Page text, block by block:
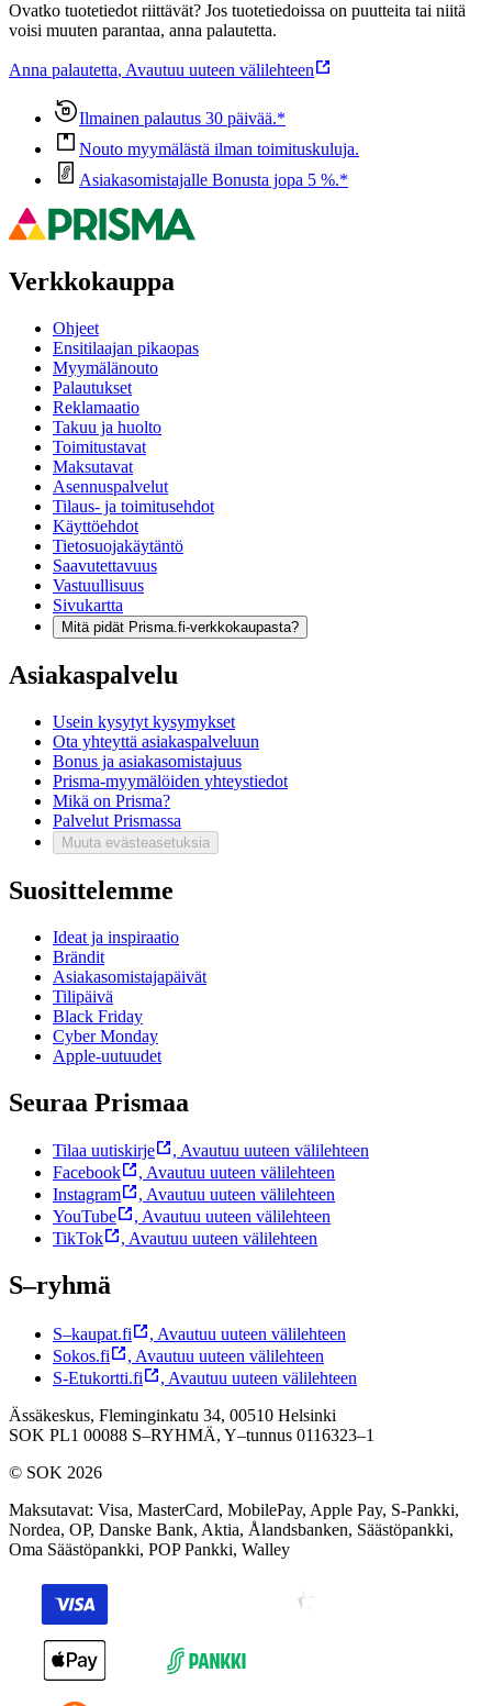
Ovatko tuotetiedot riittävät? Jos tuotetiedoissa on puutteita tai niitä
voisi muuten parantaa, anna palautetta.
Anna palautetta, Avautuu uuteen välilehteen
Ilmainen palautus 30 päivää.*
Nouto myymälästä ilman toimituskuluja.
Asiakasomistajalle Bonusta jopa 5 %.*
Verkkokauppa
Ohjeet
Ensitilaajan pikaopas
Myymälänouto
Palautukset
Reklamaatio
Takuu ja huolto
Toimitustavat
Maksutavat
Asennuspalvelut
Tilaus- ja toimitusehdot
Käyttöehdot
Tietosuojakäytäntö
Saavutettavuus
Vastuullisuus
Sivukartta
Mitä pidät Prisma.fi-verkkokaupasta?
Asiakaspalvelu
Usein kysytyt kysymykset
Ota yhteyttä asiakaspalveluun
Bonus ja asiakasomistajuus
Prisma-myymälöiden yhteystiedot
Mikä on Prisma?
Palvelut Prismassa
Muuta evästeasetuksia
Suosittelemme
Ideat ja inspiraatio
Brändit
Asiakasomistajapäivät
Tilipäivä
Black Friday
Cyber Monday
Apple-uutuudet
Seuraa Prismaa
Tilaa uutiskirje , Avautuu uuteen välilehteen
Facebook
, Avautuu uuteen välilehteen
Instagram
, Avautuu uuteen välilehteen
YouTube
, Avautuu uuteen välilehteen
TikTok
, Avautuu uuteen välilehteen
S–ryhmä
S–kaupat.fi , Avautuu uuteen välilehteen
Sokos.fi
, Avautuu uuteen välilehteen
S-Etukortti.fi
, Avautuu uuteen välilehteen
Ässäkeskus, Fleminginkatu 34, 00510 Helsinki
SOK PL1 00088 S–RYHMÄ, Y–tunnus 0116323–1
© SOK 2026
Maksutavat: Visa, MasterCard, MobilePay, Apple Pay, S-Pankki,
Nordea, OP, Danske Bank, Aktia, Ålandsbanken, Säästöpankki,
Oma Säästöpankki, POP Pankki, Walley